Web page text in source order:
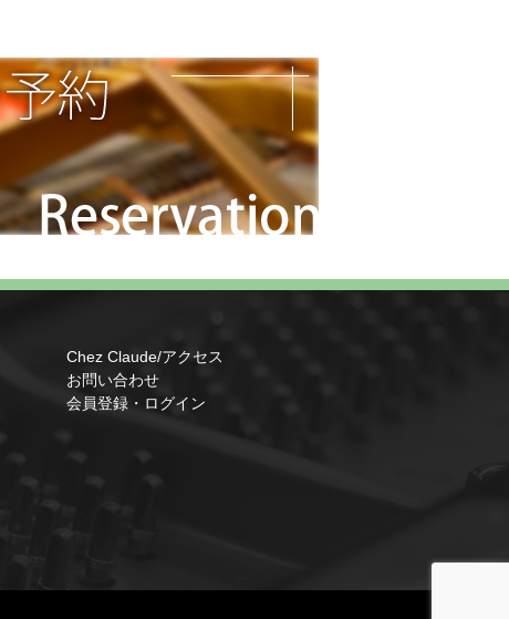
Chez Claude/アクセス
お問い合わせ
会員登録・ログイン